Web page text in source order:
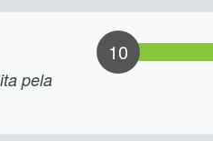
pela
10